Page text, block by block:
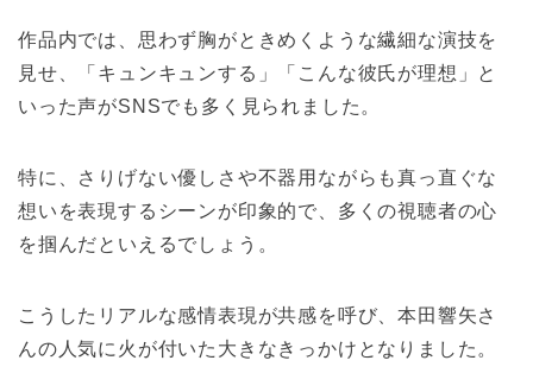
作品内では、思わず胸がときめくような繊細な演技を
見せ、「キュンキュンする」「こんな彼氏が理想」と
いった声がSNSでも多く見られました。
特に、さりげない優しさや不器用ながらも真っ直ぐな
想いを表現するシーンが印象的で、多くの視聴者の心
を掴んだといえるでしょう。
こうしたリアルな感情表現が共感を呼び、本田響矢さ
んの人気に火が付いた大きなきっかけとなりました。